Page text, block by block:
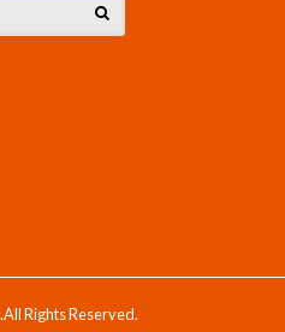
.All Rights Reserved.